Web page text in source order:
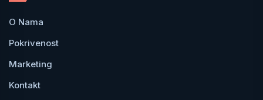
O Nama
Pokrivenost
Marketing
Kontakt